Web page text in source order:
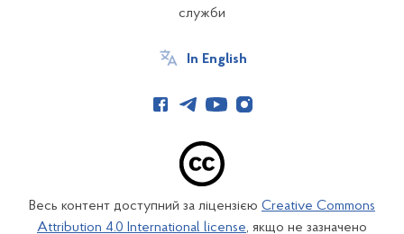
служби
In English
Весь контент доступний за ліцензією Creative Commons
Attribution 4.0 International license, якщо не зазначено